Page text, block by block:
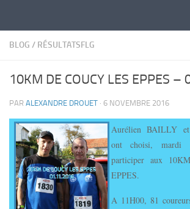
BLOG / RÉSULTATSFLG
10KM DE COUCY LES EPPES
PAR ALEXANDRE DROUET · 6 NOVEMBRE 2016
Aurélien BAILLY
ont choisi, mardi
participer aux
EPPES.
A 11H00, 81